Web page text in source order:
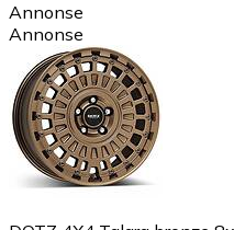
Annonse
Annonse